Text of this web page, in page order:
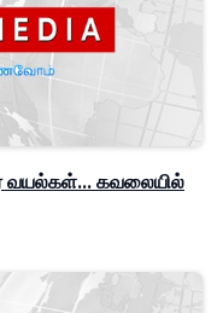
வயல்கள்... கவலையில்